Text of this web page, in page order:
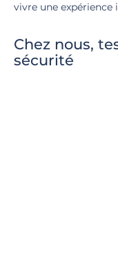
vivre une expérience
Chez nous,
sécurité